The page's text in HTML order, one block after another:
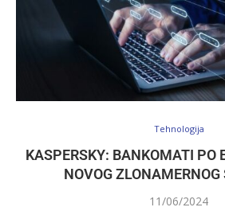
Tehnologija
KASPERSKY: BANKOMATI PO
NOVOG ZLONAMERNOG
11/06/2024